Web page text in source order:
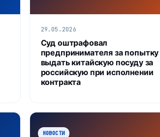
29.05.2026
Суд оштрафовал
предпринимателя за попытку
выдать китайскую посуду за
российскую при исполнении
контракта
НОВОСТИ